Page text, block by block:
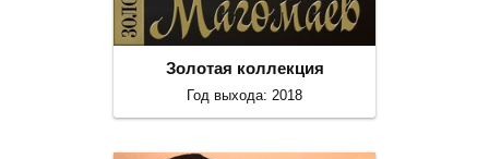
Золотая коллекция
Год выхода: 2018